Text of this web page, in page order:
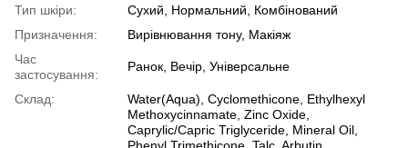
Тип шкіри:
Сухий, Нормальний, Комбінований
Призначення:
Вирівнювання тону, Макіяж
Час
застосування:
Ранок, Вечір, Універсальне
Склад:
Water(Aqua), Cyclomethicone, Ethylhexyl
Methoxycinnamate, Zinc Oxide,
Caprylic/Capric Triglyceride, Mineral Oil,